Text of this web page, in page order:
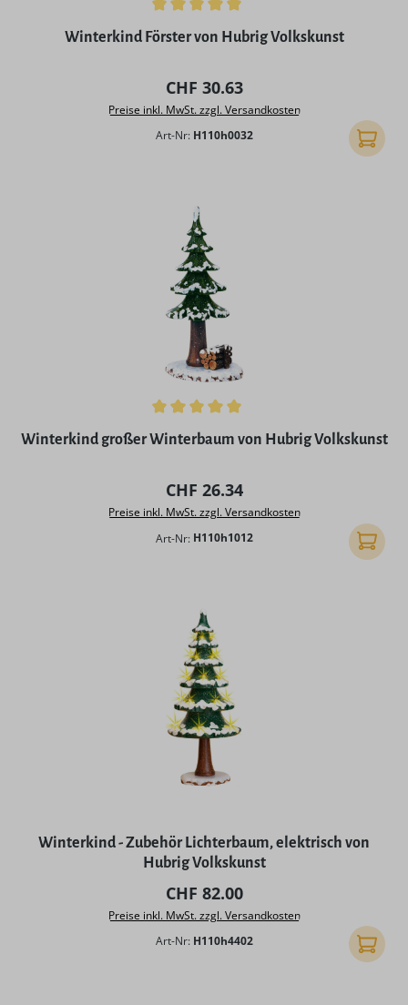
Durchschnittliche Bewertung von 5 von 5 Sternen
Winterkind Förster von Hubrig Volkskunst
Regulärer Preis:
CHF 30.63
Preise inkl. MwSt. zzgl. Versandkosten
Art-Nr: H110h0032 In den
Durchschnittliche Bewertung von 5 von 5 Sternen
Winterkind großer Winterbaum von Hubrig Volkskunst
Regulärer Preis:
CHF 26.34
Preise inkl. MwSt. zzgl. Versandkosten
Art-Nr: H110h1012 In den
Winterkind - Zubehör Lichterbaum, elektrisch von
Hubrig Volkskunst
Regulärer Preis:
CHF 82.00
Preise inkl. MwSt. zzgl. Versandkosten
Art-Nr: H110h4402 In den